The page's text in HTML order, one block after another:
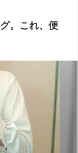
。これ、便